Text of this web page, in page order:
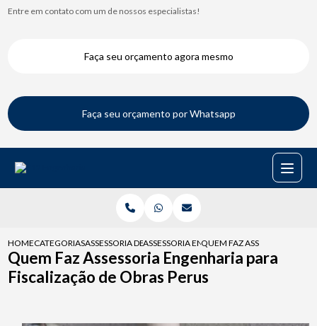
Entre em contato com um de nossos especialistas!
Faça seu orçamento agora mesmo
Faça seu orçamento por Whatsapp
HOMECATEGORIASASSESSORIA DE ENGENHARIAASSESSORIA ENGENHARIA CONDOMINIO
QUEM FAZ ASSESSORIA
Quem Faz Assessoria Engenharia para
Fiscalização de Obras Perus